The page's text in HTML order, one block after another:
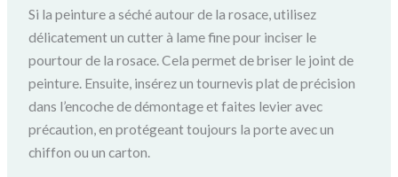
Si la peinture a séché autour de la rosace, utilisez
délicatement un cutter à lame fine pour inciser le
pourtour de la rosace. Cela permet de briser le joint de
peinture. Ensuite, insérez un tournevis plat de précision
dans l’encoche de démontage et faites levier avec
précaution, en protégeant toujours la porte avec un
chiffon ou un carton.